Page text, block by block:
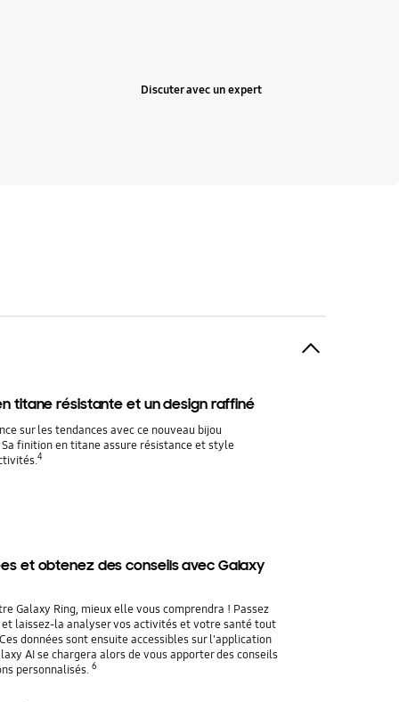
Discuter avec un expert
titane résistante et un design raffiné
sur les tendances avec ce nouveau bijou
finition en titane assure résistance et style
4
et obtenez des conseils avec Galaxy
Galaxy Ring, mieux elle vous comprendra ! Passez
laissez-la analyser vos activités et votre santé tout
données sont ensuite accessibles sur l'application
AI se chargera alors de vous apporter des conseils
personnalisés. 6